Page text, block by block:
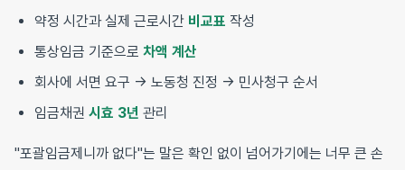
약정 시간과 실제 근로시간 비교표 작성
통상임금 기준으로 차액 계산
회사에 서면 요구 → 노동청 진정 → 민사청구 순서
임금채권 시효 3년 관리
"포괄임금제니까 없다"는 말은 확인 없이 넘어가기에는 너무 큰 손